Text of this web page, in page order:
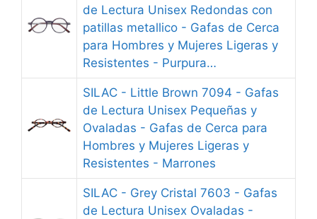
de Lectura Unisex Redondas con
patillas metallico - Gafas de Cerca
para Hombres y Mujeres Ligeras y
Resistentes - Purpura…
SILAC - Little Brown 7094 - Gafas
de Lectura Unisex Pequeñas y
Ovaladas - Gafas de Cerca para
Hombres y Mujeres Ligeras y
Resistentes - Marrones
SILAC - Grey Cristal 7603 - Gafas
de Lectura Unisex Ovaladas -